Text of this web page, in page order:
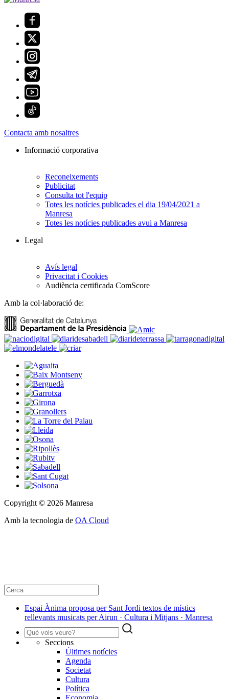
Contacta amb nosaltres
Informació corporativa
Reconeixements
Publicitat
Consulta tot l'equip
Totes les notícies publicades el dia 19/04/2021 a
Manresa
Totes les notícies publicades avui a Manresa
Legal
Avís legal
Privacitat i Cookies
Audiència certificada ComScore
Amb la col·laboració de:
Copyright © 2026 Manresa
Amb la tecnologia de OA Cloud
Espai Ànima proposa per Sant Jordi textos de místics
rellevants musicats per Airun · Cultura i Mitjans · Manresa
Seccions
Últimes notícies
Agenda
Societat
Cultura
Política